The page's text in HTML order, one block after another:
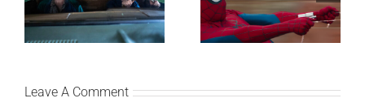
HRASTOVA u Concept
Cinema i CineStar
bioskopima 12. avgusta
Spajdermen: Novi dan
oborio rekord već prvog
vikenda
Leave A Comment